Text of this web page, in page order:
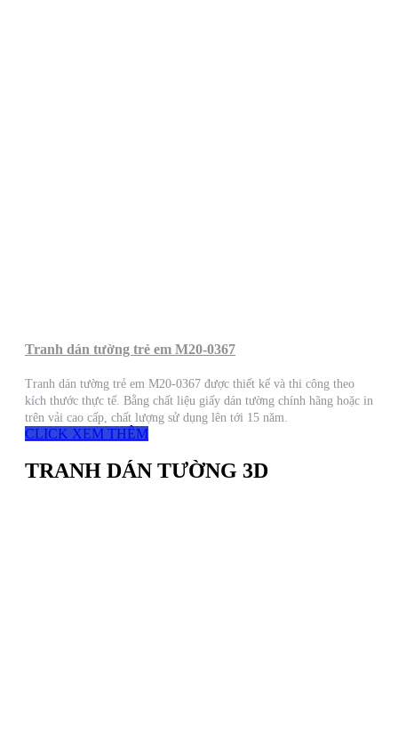
Tranh dán tường trẻ em M20-0367
Tranh dán tường trẻ em M20-0367 được thiết kế và thi công theo
kích thước thực tế. Bằng chất liệu giấy dán tường chính hãng hoặc in
trên vải cao cấp, chất lượng sử dụng lên tới 15 năm.
CLICK XEM THÊM
TRANH DÁN TƯỜNG 3D